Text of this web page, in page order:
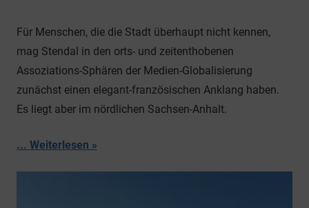
Für Menschen, die die Stadt überhaupt nicht kennen,
mag Stendal in den orts- und zeitenthobenen
Assoziations-Sphären der Medien-Globalisierung
zunächst einen elegant-französischen Anklang haben.
Es liegt aber im nördlichen Sachsen-Anhalt.
... Weiterlesen